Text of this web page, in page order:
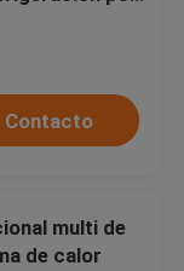
Contacto
multi de
de calor